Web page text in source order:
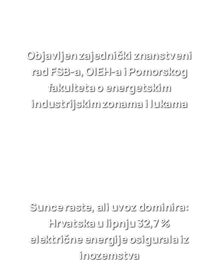
Objavljen zajednički znanstveni
rad FSB-a, OIEH-a i Pomorskog
fakulteta o energetskim
industrijskim zonama i lukama
Sunce raste, ali uvoz dominira:
Hrvatska u lipnju 32,7 %
električne energije osigurala iz
inozemstva